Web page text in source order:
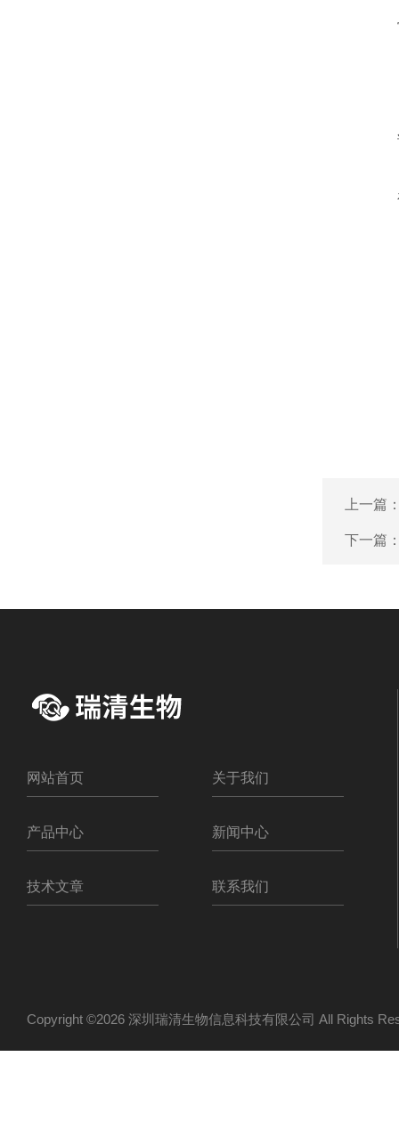
上一篇
下一篇
网站首页 关于我们
产品中心 新闻中心
技术文章 联系我们
Copyright ©2026 深圳瑞清生物信息科技有限公司 All Rights